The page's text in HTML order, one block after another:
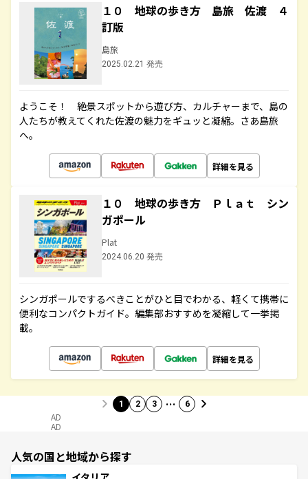
１０ 地球の歩き方 島旅 佐渡 ４
訂版
島旅
2025.02.21 発売
ようこそ！ 絶景スポットから遊び方、カルチャーまで、島の
人たちが教えてくれた佐渡の魅力をギュッと凝縮。さあ島旅
へ。
詳細を見る
１０ 地球の歩き方 Ｐｌａｔ シン
ガポール
Plat
2024.06.20 発売
シンガポールでするべきことがひと目でわかる、軽くて携帯に
便利なコンパクトガイド。編集部おすすめを凝縮して一挙掲
載。
詳細を見る
1 2 3 … 6
AD
AD
人気の国と地域から探す